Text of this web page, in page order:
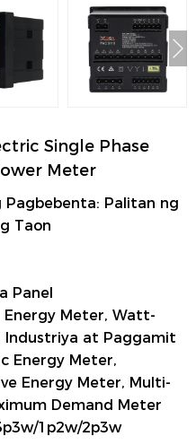
Single Phase
Meter
Pagbebenta: Palitan ng
Taon
Panel
Meter, Watt-
Industriya at Paggamit
Energy Meter,
Energy Meter, Multi-
Demand Meter
1p2w/2p3w